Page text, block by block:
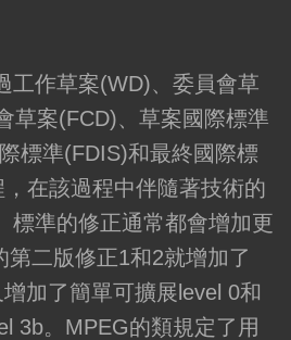
工作草案(WD)、委員會草
草案(FCD)、草案國際標準
標準(FDIS)和最終國際標
在該過程中伴隨著技術的
標準的修正通常都會增加更
第二版修正1和2就增加了
加了簡單可擴展level 0和
3b。MPEG的類規定了用